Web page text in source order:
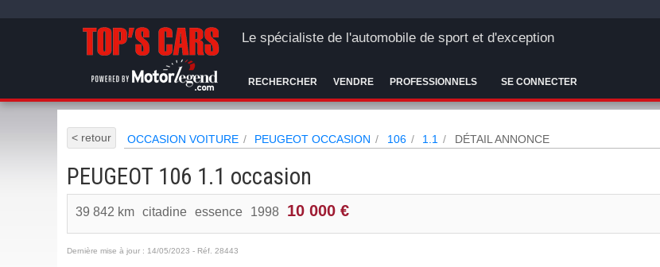
Le spécialiste de l'automobile de sport et d'exception
RECHERCHER VENDRE PROFESSIONNELS SE CONNECTER
< retour OCCASION VOITURE PEUGEOT OCCASION 106 1.1 DÉTAIL ANNONCE
PEUGEOT 106 1.1 occasion
39 842 km citadine essence 1998 10 000 €
Dernière mise à jour : 14/05/2023 - Réf. 28443